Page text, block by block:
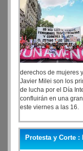
derechos de mujeres
Javier Milei son los
de lucha por el Día
confluirán en una
este viernes a las 16.
Protesta y Corte